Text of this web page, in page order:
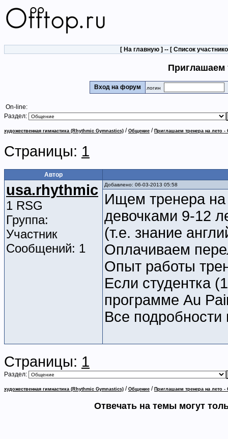
[ На главную ] -- [ Список
Приглашаем
Вход на форум логин
On-line:
Раздел:
художественная гимнастика (Rhythmic Gymnastics) / Общение / Приглашаем тренера на лето
Страницы: 1
Автор
usa.rhythmic
1 RSG
Группа:
Участник
Сообщений: 1
Добавлено: 06-03-2013 05:58
Ищем тренера на
девочками 9-12
(т.е. знание
Оплачиваем
Опыт работы
Если студентка
программе Au
Все
Страницы: 1
Раздел:
художественная гимнастика (Rhythmic Gymnastics) / Общение / Приглашаем тренера на лето
Отвечать на темы могут